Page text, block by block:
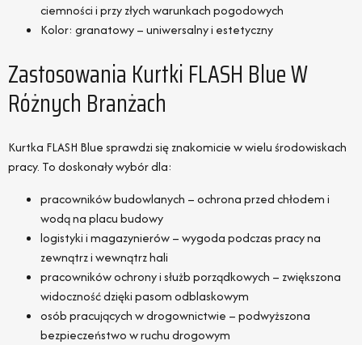
ciemności i przy złych warunkach pogodowych
Kolor: granatowy – uniwersalny i estetyczny
Zastosowania Kurtki FLASH Blue W
Różnych Branżach
Kurtka FLASH Blue sprawdzi się znakomicie w wielu środowiskach
pracy. To doskonały wybór dla:
pracowników budowlanych – ochrona przed chłodem i
wodą na placu budowy
logistyki i magazynierów – wygoda podczas pracy na
zewnątrz i wewnątrz hali
pracowników ochrony i służb porządkowych – zwiększona
widoczność dzięki pasom odblaskowym
osób pracujących w drogownictwie – podwyższona
bezpieczeństwo w ruchu drogowym